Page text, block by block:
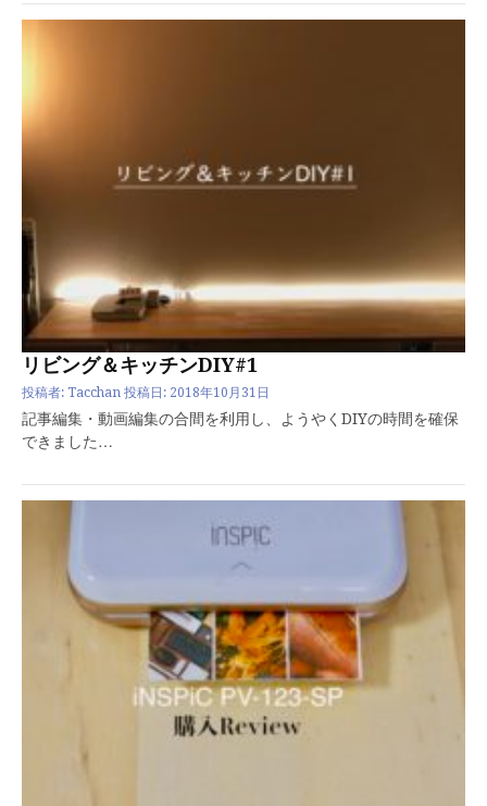
リビング＆キッチンDIY#1
投稿者: Tacchan 投稿日: 2018年10月31日
記事編集・動画編集の合間を利用し、ようやくDIYの時間を確保
できました…